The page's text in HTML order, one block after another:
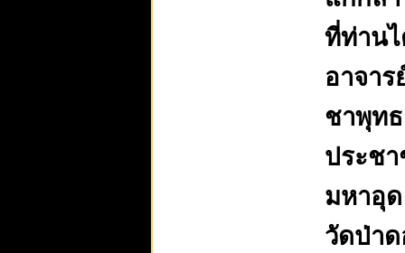
ที่ท่าน
อาจา
ชาพุท
ประช
มหาอุ
วัดป่า